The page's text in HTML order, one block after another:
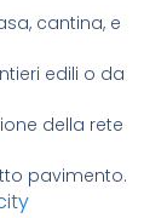
cantina, e
edili o da
della rete
pavimento.